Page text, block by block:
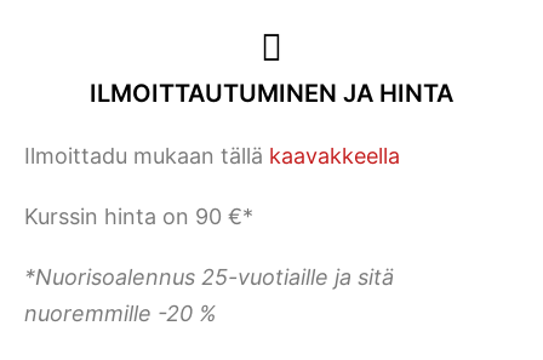
ILMOITTAUTUMINEN JA HINTA
Ilmoittadu mukaan tällä kaavakkeella
Kurssin hinta on 90 €*
*Nuorisoalennus 25-vuotiaille ja sitä
nuoremmille -20 %